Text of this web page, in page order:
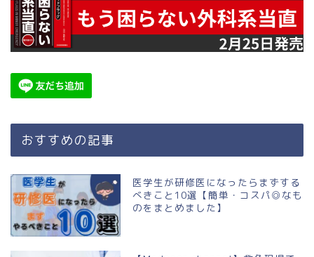
おすすめの記事
医学生が研修医になったらまずする
べきこと10選【簡単・コスパ◎なも
のをまとめました】